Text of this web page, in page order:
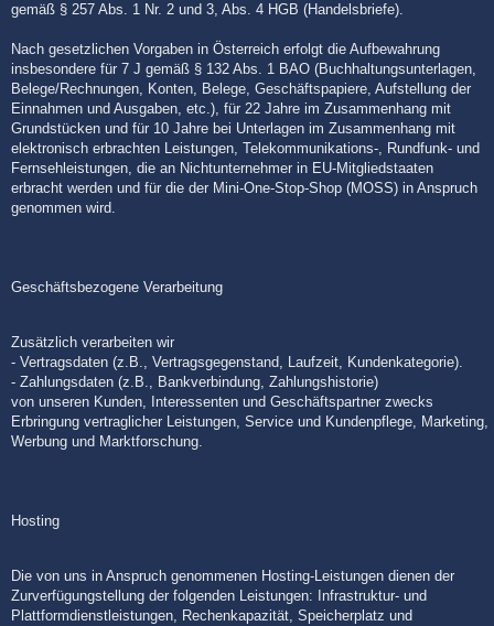
gemäß § 257 Abs. 1 Nr. 2 und 3, Abs. 4 HGB (Handelsbriefe).
Nach gesetzlichen Vorgaben in Österreich erfolgt die Aufbewahrung
insbesondere für 7 J gemäß § 132 Abs. 1 BAO (Buchhaltungsunterlagen,
Belege/Rechnungen, Konten, Belege, Geschäftspapiere, Aufstellung der
Einnahmen und Ausgaben, etc.), für 22 Jahre im Zusammenhang mit
Grundstücken und für 10 Jahre bei Unterlagen im Zusammenhang mit
elektronisch erbrachten Leistungen, Telekommunikations-, Rundfunk- und
Fernsehleistungen, die an Nichtunternehmer in EU-Mitgliedstaaten
erbracht werden und für die der Mini-One-Stop-Shop (MOSS) in Anspruch
genommen wird.
Geschäftsbezogene Verarbeitung
Zusätzlich verarbeiten wir
- Vertragsdaten (z.B., Vertragsgegenstand, Laufzeit, Kundenkategorie).
- Zahlungsdaten (z.B., Bankverbindung, Zahlungshistorie)
von unseren Kunden, Interessenten und Geschäftspartner zwecks
Erbringung vertraglicher Leistungen, Service und Kundenpflege, Marketing,
Werbung und Marktforschung.
Hosting
Die von uns in Anspruch genommenen Hosting-Leistungen dienen der
Zurverfügungstellung der folgenden Leistungen: Infrastruktur- und
Plattformdienstleistungen, Rechenkapazität, Speicherplatz und